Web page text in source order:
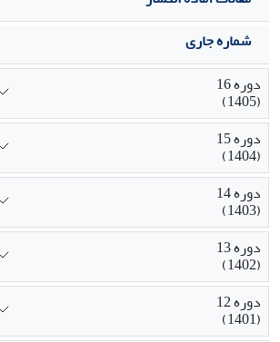
شماره جاری
دوره 16
(1405)
دوره 15
(1404)
دوره 14
(1403)
دوره 13
(1402)
دوره 12
(1401)